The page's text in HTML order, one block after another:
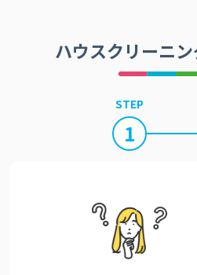
ハウスクリーニ
STEP
1